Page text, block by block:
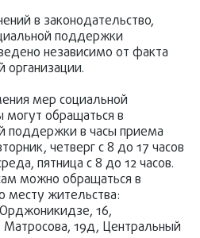
в законодательство,
поддержки
независимо от факта
организации.
мер социальной
обращаться в
поддержки в часы приема
четверг с 8 до 17 часов
пятница с 8 до 12 часов.
можно обращаться в
месту жительства:
16,
19д, Центральный